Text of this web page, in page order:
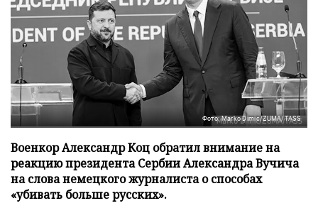
Фото: Marko Dimic/ZUMA/TASS
Военкор Александр Коц обратил внимание на
реакцию президента Сербии Александра Вучича
на слова немецкого журналиста о способах
«убивать больше русских».